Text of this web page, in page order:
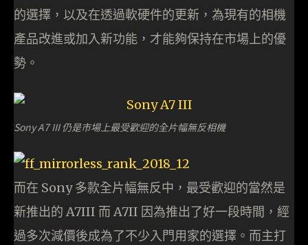
的選擇，以及在透過軟硬件的更新，為現有的相機
產品改進或加入新功能，才能夠保持在市場上的優
勢。
Sony A7 III 仍是市場上最受歡迎的全片幅無反相機
而在 Sony 多款全片幅無反中，最受歡迎的當然是
新推出的 A7III 而 A7II 因為推出了好一段時間，經
過多次減價後成為了不少入門用家的選擇。而主打